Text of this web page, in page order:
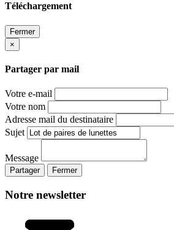
Téléchargement
Fermer
×
Partager par mail
Votre e-mail
Votre nom
Adresse mail du destinataire
Sujet
Message
Partager Fermer
Notre newsletter